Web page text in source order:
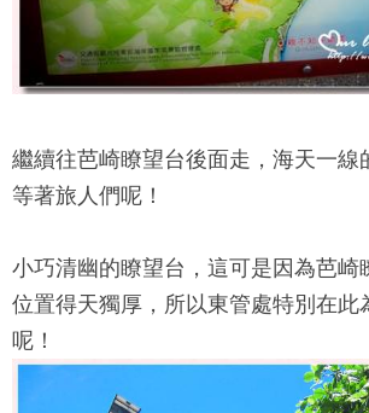
繼續往芭崎瞭望台後面走，海天一線
等著旅人們呢！
小巧清幽的瞭望台，這可是因為芭崎
位置得天獨厚，所以東管處特別在此
呢！